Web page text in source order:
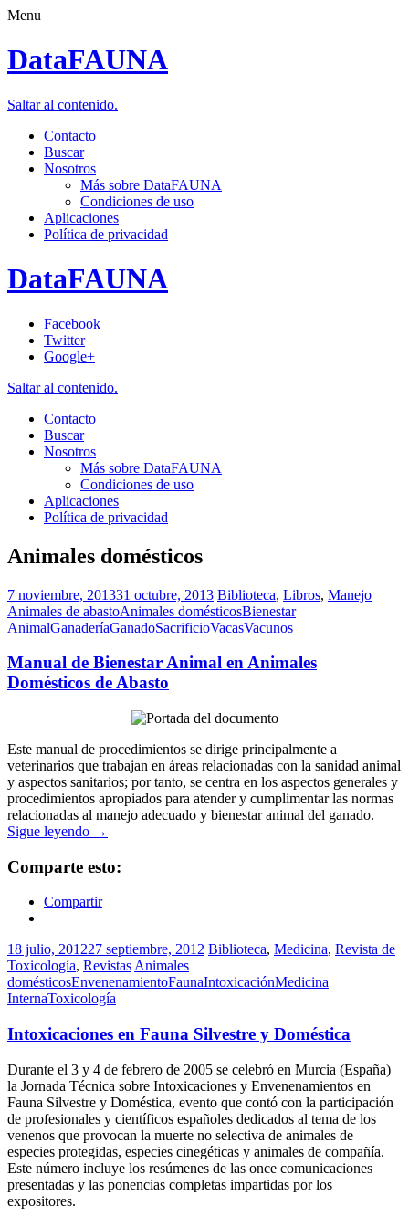
Menu
DataFAUNA
Saltar al contenido.
Contacto
Buscar
Nosotros
Más sobre DataFAUNA
Condiciones de uso
Aplicaciones
Política de privacidad
DataFAUNA
Facebook
Twitter
Google+
Saltar al contenido.
Contacto
Buscar
Nosotros
Más sobre DataFAUNA
Condiciones de uso
Aplicaciones
Política de privacidad
Animales domésticos
7 noviembre, 201331 octubre, 2013 Biblioteca, Libros, Manejo
Animales de abastoAnimales domésticosBienestar
AnimalGanaderíaGanadoSacrificioVacasVacunos
Manual de Bienestar Animal en Animales
Domésticos de Abasto
Este manual de procedimientos se dirige principalmente a
veterinarios que trabajan en áreas relacionadas con la sanidad animal
y aspectos sanitarios; por tanto, se centra en los aspectos generales y
procedimientos apropiados para atender y cumplimentar las normas
relacionadas al manejo adecuado y bienestar animal del ganado.
Sigue leyendo →
Comparte esto:
Compartir
18 julio, 201227 septiembre, 2012 Biblioteca, Medicina, Revista de
Toxicología, RevistasAnimales
domésticosEnvenenamientoFaunaIntoxicaciónMedicina
InternaToxicología
Intoxicaciones en Fauna Silvestre y Doméstica
Durante el 3 y 4 de febrero de 2005 se celebró en Murcia (España)
la Jornada Técnica sobre Intoxicaciones y Envenenamientos en
Fauna Silvestre y Doméstica, evento que contó con la participación
de profesionales y científicos españoles dedicados al tema de los
venenos que provocan la muerte no selectiva de animales de
especies protegidas, especies cinegéticas y animales de compañía.
Este número incluye los resúmenes de las once comunicaciones
presentadas y las ponencias completas impartidas por los
expositores.